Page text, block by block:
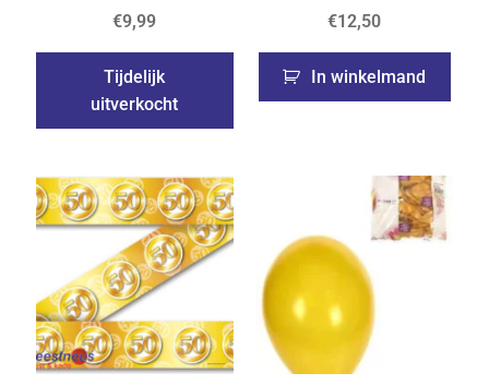
€9,99
Tijdelijk
uitverkocht
€12,50
In winkelmand